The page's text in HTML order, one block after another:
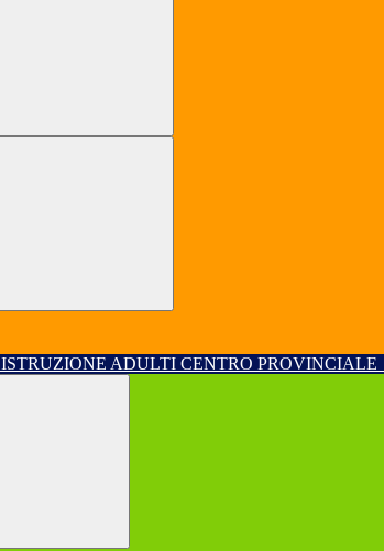
CENTRO PROVINCIALE